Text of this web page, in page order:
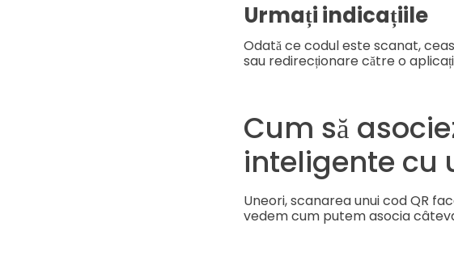
Urmați indicațiile
Odată ce codul este scanat,
sau redirecționare către o
Cum să
inteligente cu
Uneori, scanarea unui cod QR
vedem cum putem asocia